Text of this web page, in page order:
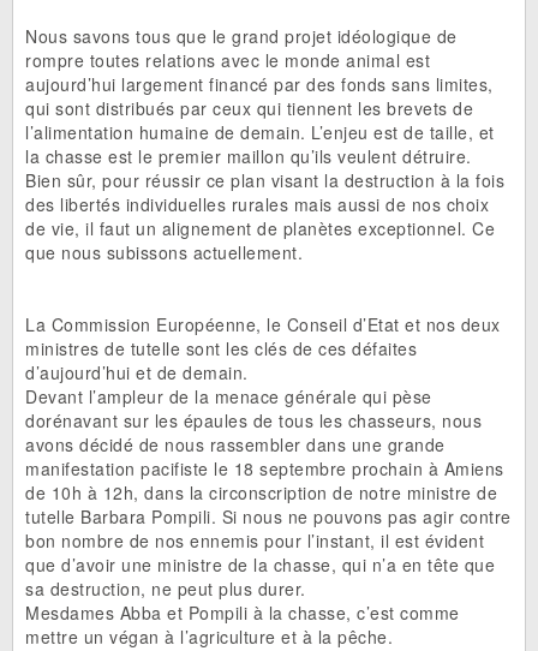
Nous savons tous que le grand projet idéologique de
rompre toutes relations avec le monde animal est
aujourd’hui largement financé par des fonds sans limites,
qui sont distribués par ceux qui tiennent les brevets de
l’alimentation humaine de demain. L’enjeu est de taille, et
la chasse est le premier maillon qu’ils veulent détruire.
Bien sûr, pour réussir ce plan visant la destruction à la fois
des libertés individuelles rurales mais aussi de nos choix
de vie, il faut un alignement de planètes exceptionnel. Ce
que nous subissons actuellement.
La Commission Européenne, le Conseil d’Etat et nos deux
ministres de tutelle sont les clés de ces défaites
d’aujourd’hui et de demain.
Devant l’ampleur de la menace générale qui pèse
dorénavant sur les épaules de tous les chasseurs, nous
avons décidé de nous rassembler dans une grande
manifestation pacifiste le 18 septembre prochain à Amiens
de 10h à 12h, dans la circonscription de notre ministre de
tutelle Barbara Pompili. Si nous ne pouvons pas agir contre
bon nombre de nos ennemis pour l’instant, il est évident
que d’avoir une ministre de la chasse, qui n’a en tête que
sa destruction, ne peut plus durer.
Mesdames Abba et Pompili à la chasse, c’est comme
mettre un végan à l’agriculture et à la pêche.